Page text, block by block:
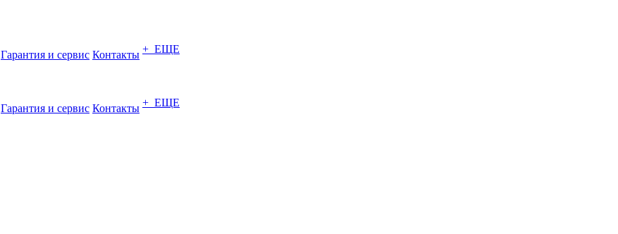
Гарантия и сервис Контакты + ЕЩЕ
Гарантия и сервис Контакты + ЕЩЕ